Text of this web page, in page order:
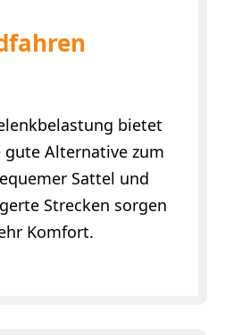
bietet
gute Alternative zum
Sattel und
Strecken sorgen
Komfort.